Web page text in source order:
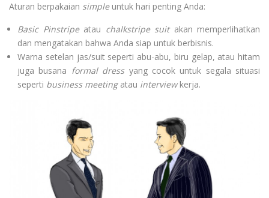
Aturan berpakaian simpleuntuk hari penting Anda:
Basic Pinstripeatau chalkstripe suitakan memperlihatkan
dan mengatakan bahwa Anda siap untuk berbisnis.
Warna setelan jas/suit seperti abu-­abu, biru gelap, atau hitam
juga busana formal dressyang cocok untuk segala situasi
seperti business meetingatau interviewkerja.